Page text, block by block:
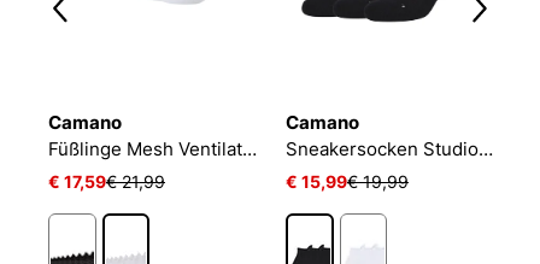
Camano
Füßlinge Mesh Ventilation
€ 17,59€ 21,99
Camano
Sneakersocken Studio-Line Pilates und Yoga
€ 15,99€ 19,99